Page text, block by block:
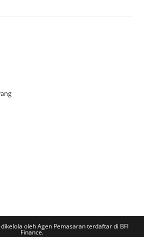
oleh Agen Pemasaran terdaftar di BFI
Finance.